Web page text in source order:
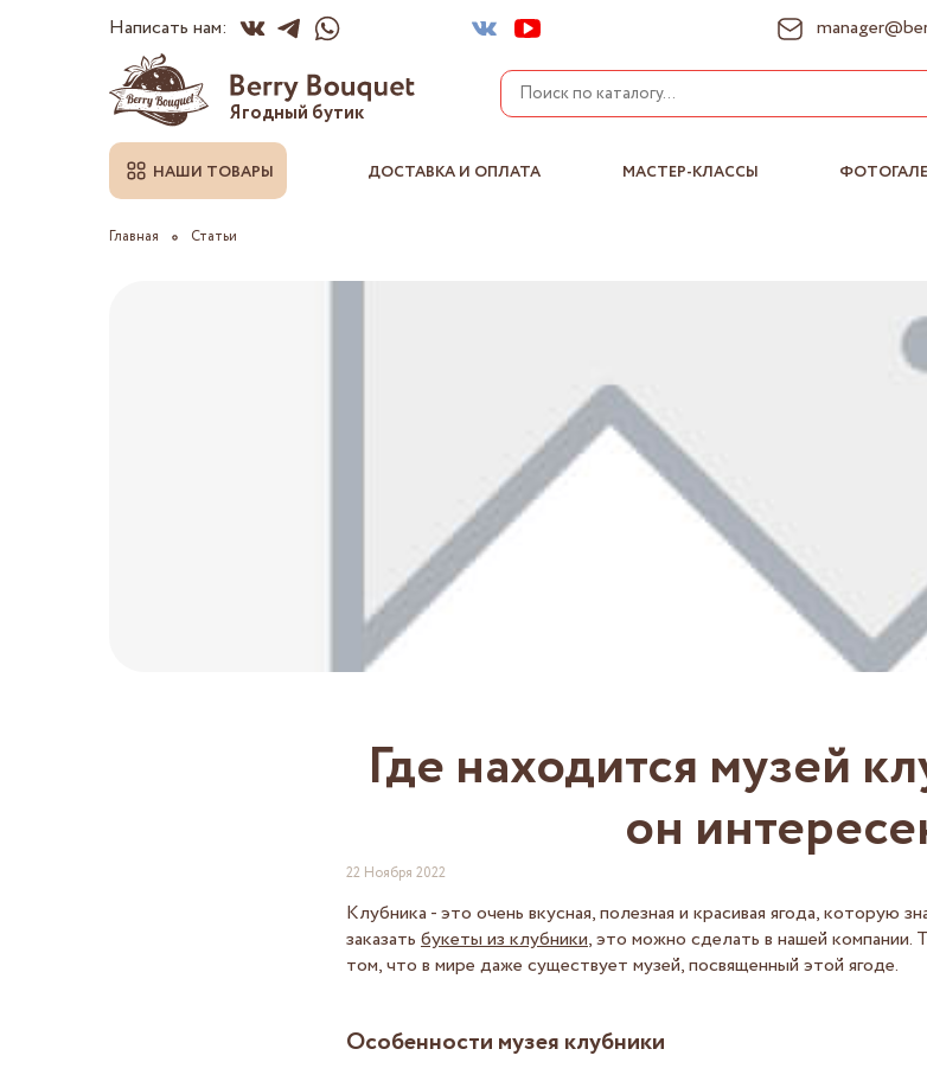
Написать нам:
Ягодный бутик
НАШИ ТОВАРЫ ДОСТАВКА И ОПЛАТА МАСТЕР-КЛАССЫ
Главная Статьи
Где находится музей
он
22 Ноября 2022
Клубника - это очень вкусная, полезная и красивая ягода, которую
заказать букеты из клубники, это можно сделать в нашей компании.
том, что в мире даже существует музей, посвященный этой ягоде.
Особенности музея клубники